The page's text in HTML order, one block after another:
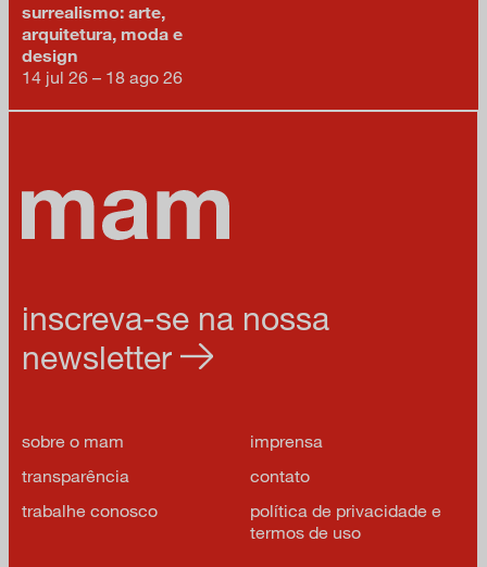
surrealismo: arte,
arquitetura, moda e
design
14 jul 26 – 18 ago 26
inscreva-se na nossa
newsletter
sobre o mam
imprensa
transparência
contato
trabalhe conosco
política de privacidade e
termos de uso